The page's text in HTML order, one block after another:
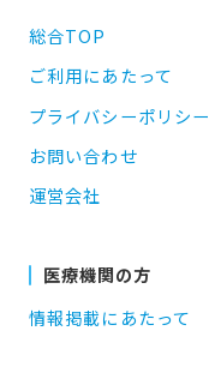
総合TOP
ご利用にあたって
プライバシーポリシー
お問い合わせ
運営会社
医療機関の方
情報掲載にあたって